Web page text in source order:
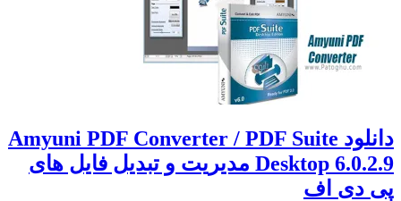
دانلود Amyuni PDF Converter / PDF Suite
Desktop 6.0.2.9 مدیریت و تبدیل فایل های
پی دی اف